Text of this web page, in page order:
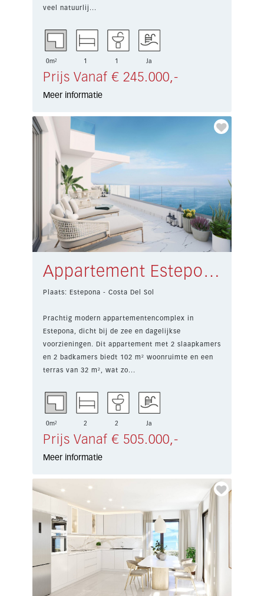
veel natuurlij...
0m² 1 1 Ja
Prijs Vanaf € 245.000,-
Meer informatie
Appartement Estepona € 505.000,-
Plaats: Estepona - Costa Del Sol
Prachtig modern appartementencomplex in
Estepona, dicht bij de zee en dagelijkse
voorzieningen. Dit appartement met 2 slaapkamers
en 2 badkamers biedt 102 m² woonruimte en een
terras van 32 m², wat zo...
0m² 2 2 Ja
Prijs Vanaf € 505.000,-
Meer informatie